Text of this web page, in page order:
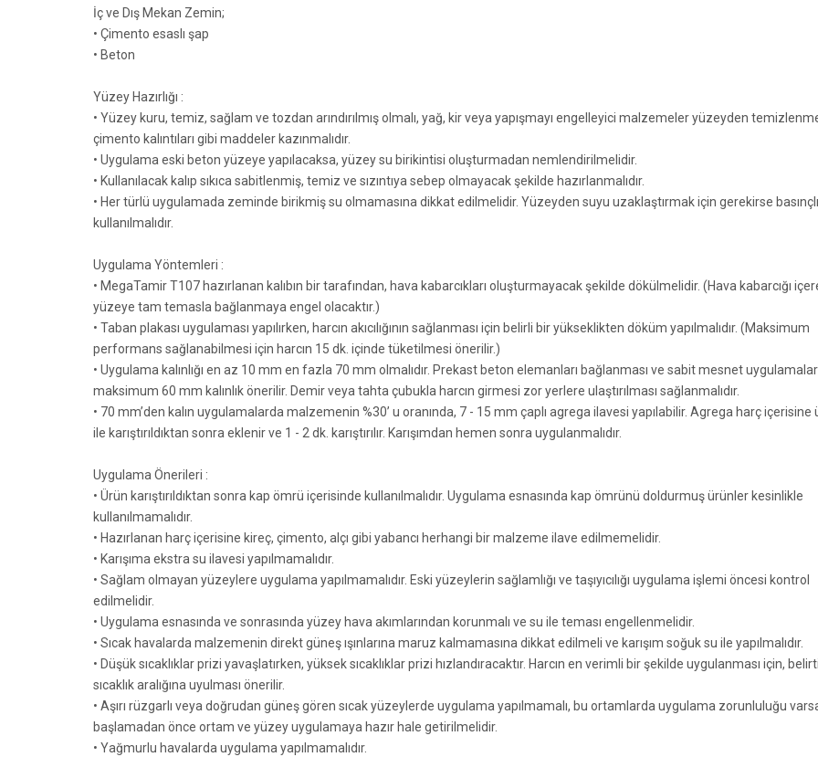
İç ve Dış Mekan Zemin;
• Çimento esaslı şap
• Beton
Yüzey Hazırlığı :
• Yüzey kuru, temiz, sağlam ve tozdan arındırılmış olmalı, yağ, kir veya yapışmayı engelleyici malzemeler yüzeyden
çimento kalıntıları gibi maddeler kazınmalıdır.
• Uygulama eski beton yüzeye yapılacaksa, yüzey su birikintisi oluşturmadan nemlendirilmelidir.
• Kullanılacak kalıp sıkıca sabitlenmiş, temiz ve sızıntıya sebep olmayacak şekilde hazırlanmalıdır.
• Her türlü uygulamada zeminde birikmiş su olmamasına dikkat edilmelidir. Yüzeyden suyu uzaklaştırmak için gerekirse
kullanılmalıdır.
Uygulama Yöntemleri :
• MegaTamir T107 hazırlanan kalıbın bir tarafından, hava kabarcıkları oluşturmayacak şekilde dökülmelidir. (Hava kabarcığı
yüzeye tam temasla bağlanmaya engel olacaktır.)
• Taban plakası uygulaması yapılırken, harcın akıcılığının sağlanması için belirli bir yükseklikten döküm yapılmalıdır. (Maksimum
performans sağlanabilmesi için harcın 15 dk. içinde tüketilmesi önerilir.)
• Uygulama kalınlığı en az 10 mm en fazla 70 mm olmalıdır. Prekast beton elemanları bağlanması ve sabit mesnet
maksimum 60 mm kalınlık önerilir. Demir veya tahta çubukla harcın girmesi zor yerlere ulaştırılması sağlanmalıdır.
• 70 mm’den kalın uygulamalarda malzemenin %30’ u oranında, 7 - 15 mm çaplı agrega ilavesi yapılabilir. Agrega harç içerisine
ile karıştırıldıktan sonra eklenir ve 1 - 2 dk. karıştırılır. Karışımdan hemen sonra uygulanmalıdır.
Uygulama Önerileri :
• Ürün karıştırıldıktan sonra kap ömrü içerisinde kullanılmalıdır. Uygulama esnasında kap ömrünü doldurmuş ürünler kesinlikle
kullanılmamalıdır.
• Hazırlanan harç içerisine kireç, çimento, alçı gibi yabancı herhangi bir malzeme ilave edilmemelidir.
• Karışıma ekstra su ilavesi yapılmamalıdır.
• Sağlam olmayan yüzeylere uygulama yapılmamalıdır. Eski yüzeylerin sağlamlığı ve taşıyıcılığı uygulama işlemi öncesi kontrol
edilmelidir.
• Uygulama esnasında ve sonrasında yüzey hava akımlarından korunmalı ve su ile teması engellenmelidir.
• Sıcak havalarda malzemenin direkt güneş ışınlarına maruz kalmamasına dikkat edilmeli ve karışım soğuk su ile yapılmalıdır.
• Düşük sıcaklıklar prizi yavaşlatırken, yüksek sıcaklıklar prizi hızlandıracaktır. Harcın en verimli bir şekilde uygulanması için,
sıcaklık aralığına uyulması önerilir.
• Aşırı rüzgarlı veya doğrudan güneş gören sıcak yüzeylerde uygulama yapılmamalı, bu ortamlarda uygulama zorunluluğu
başlamadan önce ortam ve yüzey uygulamaya hazır hale getirilmelidir.
• Yağmurlu havalarda uygulama yapılmamalıdır.